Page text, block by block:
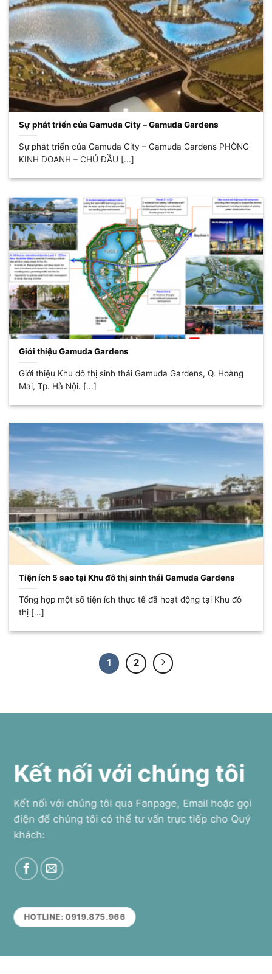
Sự phát triển của Gamuda City – Gamuda Gardens
Sự phát triển của Gamuda City – Gamuda Gardens PHÒNG
KINH DOANH – CHỦ ĐẦU [...]
Giới thiệu Gamuda Gardens
Giới thiệu Khu đô thị sinh thái Gamuda Gardens, Q. Hoàng
Mai, Tp. Hà Nội. [...]
Tiện ích 5 sao tại Khu đô thị sinh thái Gamuda Gardens
Tổng hợp một số tiện ích thực tế đã hoạt động tại Khu đô
thị [...]
1 2
Kết nối với chúng tôi
Kết nối với chúng tôi qua Fanpage, Email hoặc gọi
điện để chúng tôi có thể tư vấn trực tiếp cho Quý
khách:
HOTLINE: 0919.875.966